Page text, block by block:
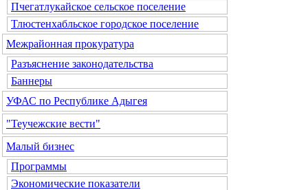
Пчегатлукайское сельское поселение
Тлюстенхабльское городское поселение
Межрайонная прокуратура
Разъяснение законодательства
Баннеры
УФАС по Республике Адыгея
"Теучежские вести"
Малый бизнес
Программы
Экономические показатели